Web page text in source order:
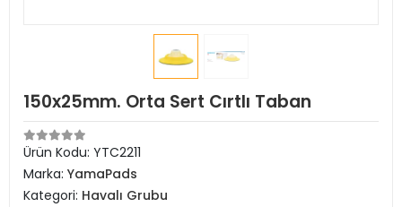
150x25mm. Orta Sert Cırtlı Taban
Ürün Kodu: YTC2211
Marka: YamaPads
Kategori: Havalı Grubu